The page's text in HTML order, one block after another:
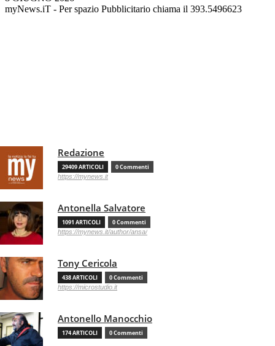
myNews.iT - Per spazio Pubblicitario chiama il 393.5496623
Redazione
29409 ARTICOLI 0 Commenti
https://mynews.it
Antonella Salvatore
1091 ARTICOLI 0 Commenti
https://mynews.it/author/ansa/
Tony Cericola
438 ARTICOLI 0 Commenti
https://microstudio.it
Antonello Manocchio
174 ARTICOLI 0 Commenti